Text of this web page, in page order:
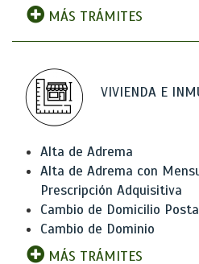
MÁS TRÁMITES
VIVIENDA E
Alta de Adrema
Alta de Adrema con
Prescripción Adquisitiva
Cambio de Domicilio
Cambio de Dominio
MÁS TRÁMITES